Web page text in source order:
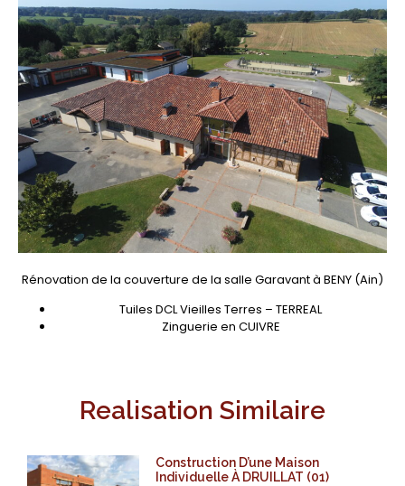
Rénovation de la couverture de la salle Garavant à BENY (Ain)
Tuiles DCL Vieilles Terres – TERREAL
Zinguerie en CUIVRE
Realisation Similaire
Construction D’une Maison
Individuelle À DRUILLAT (01)